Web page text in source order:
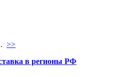
>>
в регионы РФ